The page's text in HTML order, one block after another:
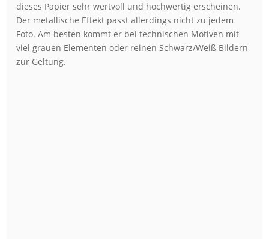
dieses Papier sehr wertvoll und hochwertig erscheinen.
Der metallische Effekt passt allerdings nicht zu jedem
Foto. Am besten kommt er bei technischen Motiven mit
viel grauen Elementen oder reinen Schwarz/Weiß Bildern
zur Geltung.